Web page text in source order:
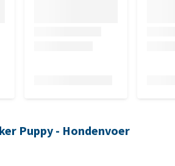
Puppy - Hondenvoer